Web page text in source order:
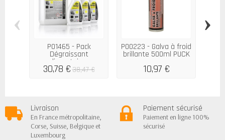
P01465 - Pack
Dégraissant
alimentaire...
30,78 €38,47 €
P00223 - Galva à froid
brillante 500ml PUCK
10,97 €
‹ ›
Livraison
En France métropolitaine,
Corse, Suisse, Belgique et
Luxembourg
Paiement sécurisé
Paiement en ligne 100%
sécurisé